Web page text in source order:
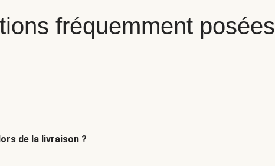
fréquemment posées
de la livraison ?